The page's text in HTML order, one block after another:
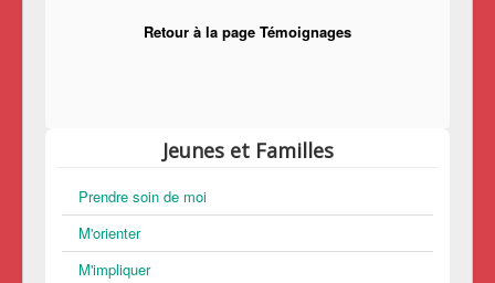
Retour à la page Témoignages
Jeunes et Familles
Prendre soin de moi
M'orienter
M'impliquer